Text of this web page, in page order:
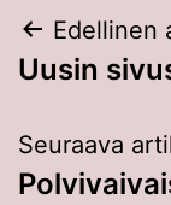
selaus
Edellinen
Uusin
Seuraava